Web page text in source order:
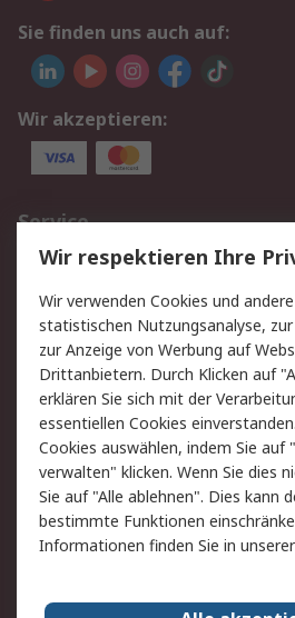
Sie finden uns auch auf:
Wir akzeptieren:
Service
Value Added Services
Rücksendungen
Hilfe
Rechtliches
AGB
Cookie-Richtlinie
Copyright/Impressum
Über RS
Wir respektieren Ihre
Wir verwenden Cookies und
statistischen Nutzungsanalyse,
zur Anzeige von Werbung auf
Drittanbietern. Durch Klicken auf
erklären Sie sich mit der
essentiellen Cookies
Cookies auswählen, indem Sie auf
verwalten" klicken. Wenn Sie dies
Sie auf "Alle ablehnen". Dies kann
bestimmte Funktionen
Informationen finden Sie in unserer